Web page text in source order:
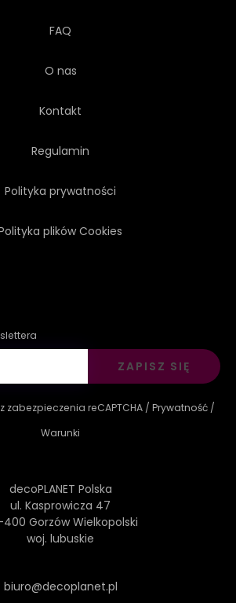
FAQ
O nas
Kontakt
Regulamin
Polityka prywatności
plików Cookies
ZAPISZ SIĘ
zabezpieczenia reCAPTCHA / Prywatność /
Warunki
decoPLANET Polska
ul. Kasprowicza 47
Gorzów Wielkopolski
woj. lubuskie
biuro@decoplanet.pl